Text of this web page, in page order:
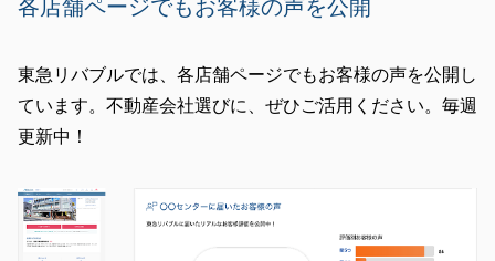
各店舗ページでもお客様の声を公開
東急リバブルでは、各店舗ページでもお客様の声を公開し
ています。不動産会社選びに、ぜひご活用ください。毎週
更新中！